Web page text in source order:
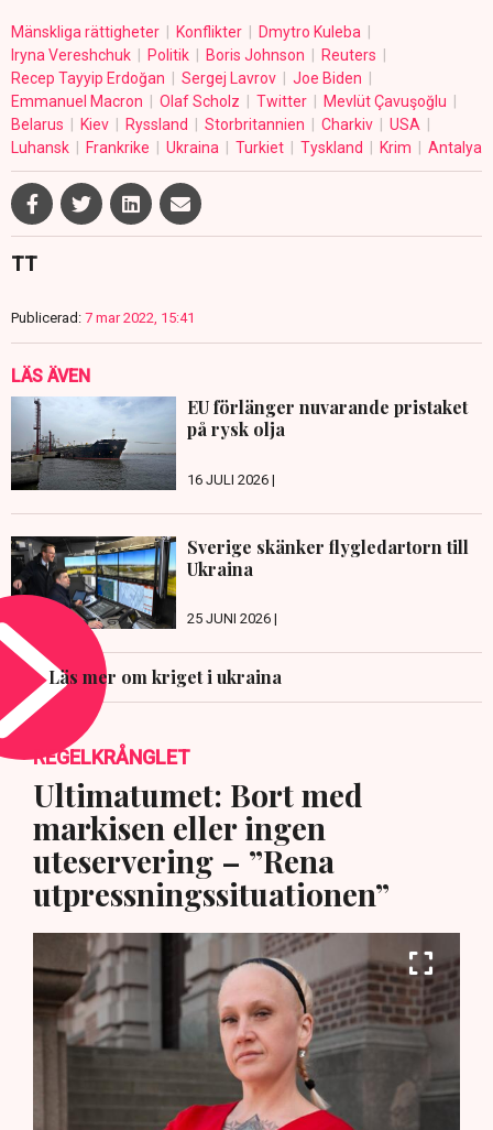
Mänskliga rättigheter Konflikter
Dmytro Kuleba
Iryna Vereshchuk
Politik Boris Johnson
Reuters
Recep Tayyip Erdoğan
Sergej Lavrov
Joe Biden
Emmanuel Macron
Olaf Scholz Twitter
Mevlüt Çavuşoğlu
Belarus
Kiev Ryssland Storbritannien Charkiv
USA
Luhansk
Frankrike Ukraina Turkiet Tyskland Krim Antalya
TT
Publicerad: 7 mar 2022, 15:41
LÄS ÄVEN
EU förlänger nuvarande pristaket
på rysk olja
16 JULI 2026 |
Sverige skänker flygledartorn till
Ukraina
25 JUNI 2026 |
Läs mer om kriget i ukraina
REGELKRÅNGLET
Ultimatumet: Bort med
markisen eller ingen
uteservering – ”Rena
utpressningssituationen”